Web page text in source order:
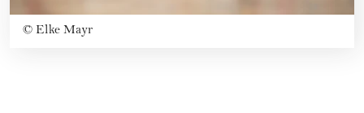
© Elke Mayr